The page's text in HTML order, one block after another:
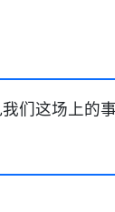
们这场上的